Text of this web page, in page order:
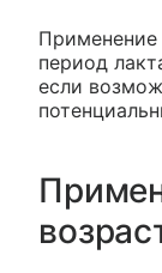
Применение
период
если